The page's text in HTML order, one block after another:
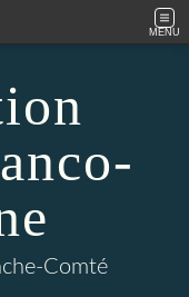
MENU
Comté